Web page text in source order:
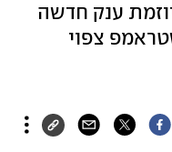
יוזמת ענק חדשה
צפוי